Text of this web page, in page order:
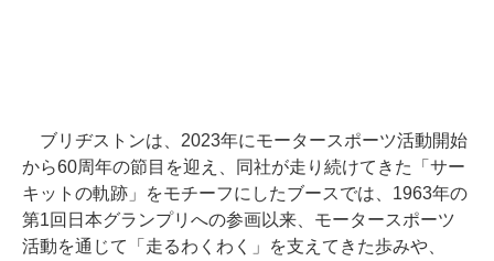
ブリヂストンは、2023年にモータースポーツ活動開始
から60周年の節目を迎え、同社が走り続けてきた「サー
キットの軌跡」をモチーフにしたブースでは、1963年の
第1回日本グランプリへの参画以来、モータースポーツ
活動を通じて「走るわくわく」を支えてきた歩みや、